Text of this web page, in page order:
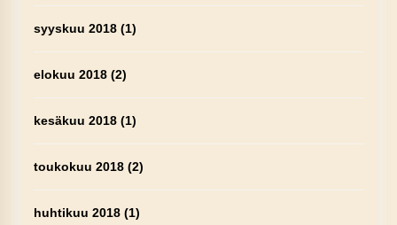
syyskuu 2018(1)
elokuu 2018(2)
kesäkuu 2018(1)
toukokuu 2018(2)
huhtikuu 2018(1)